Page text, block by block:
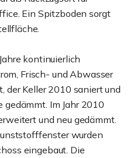
Ein Spitzboden sorgt
kontinuierlich
Frisch- und Abwasser
der Keller 2010 saniert und
Im Jahr 2010
und neu gedämmt.
wurden
eingebaut. Die